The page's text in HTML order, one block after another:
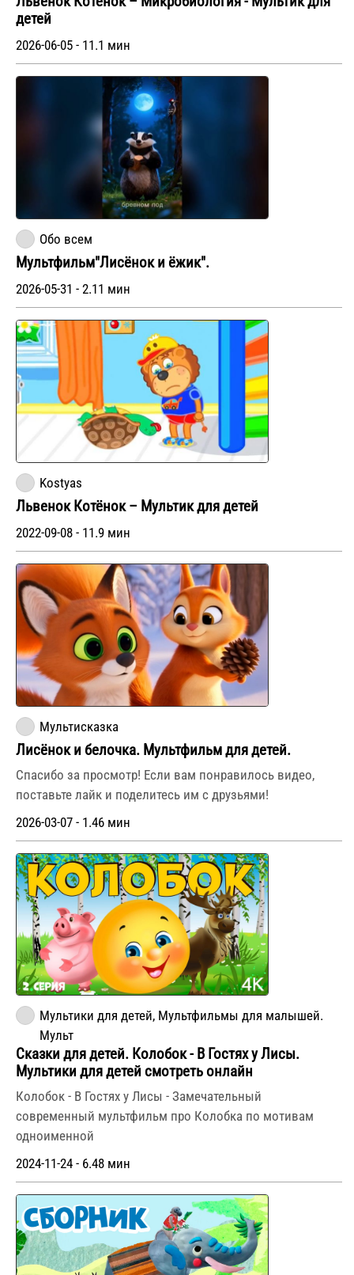
детей
2026-06-05 - 11.1 мин
Обо всем
Мультфильм"Лисёнок и ёжик".
2026-05-31 - 2.11 мин
Kostyas
Львенок Котёнок – Мультик для детей
2022-09-08 - 11.9 мин
Мультисказка
Лисёнок и белочка. Мультфильм для детей.
Спасибо за просмотр! Если вам понравилось видео,
поставьте лайк и поделитесь им с друзьями!
2026-03-07 - 1.46 мин
Мультики для детей, Мультфильмы для малышей.
Мульт
Сказки для детей. Колобок - В Гостях у Лисы.
Мультики для детей смотреть онлайн
Колобок - В Гостях у Лисы - Замечательный
современный мультфильм про Колобка по мотивам
одноименной
2024-11-24 - 6.48 мин